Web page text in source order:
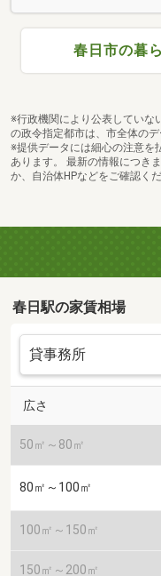
春日市の暮
※行政機関により公表していな
の政令指定都市は、市全体のデ
※提供データには細心の注意を
あります。 最新の情報につき
か、自治体HPなどをご確認くだ
春日駅の家賃相場
広さ
50㎡～80㎡
80㎡～100㎡
100㎡～150㎡
150㎡～200㎡